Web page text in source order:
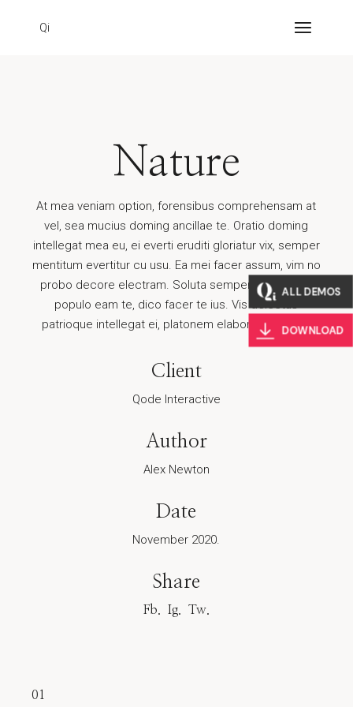
ALL DEMOS
DOWNLOAD
Qi
Nature
At mea veniam option, forensibus comprehensam at
vel, sea mucius doming ancillae te. Oratio doming
intellegat mea eu, ei everti eruditi gloriatur vix, semper
mentitum evertitur cu usu. Ea mei facer assum, vim no
probo decore electram. Soluta semper ea qui. Elitr
populo eam te, dico facer te ius. Vis delectus
patrioque intellegat ei, platonem elaboraret ex est.
Client
Qode Interactive
Author
Alex Newton
Date
November 2020.
Share
Fb. Ig. Tw.
01